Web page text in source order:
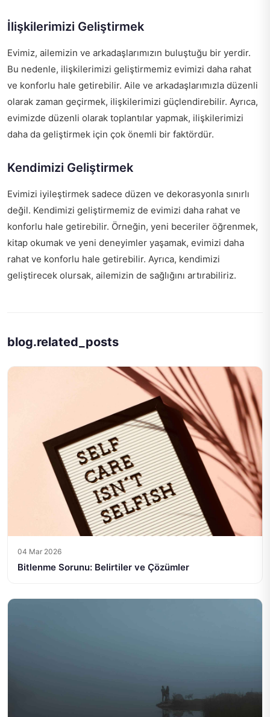
İlişkilerimizi Geliştirmek
Evimiz, ailemizin ve arkadaşlarımızın buluştuğu bir yerdir.
Bu nedenle, ilişkilerimizi geliştirmemiz evimizi daha rahat
ve konforlu hale getirebilir. Aile ve arkadaşlarımızla düzenli
olarak zaman geçirmek, ilişkilerimizi güçlendirebilir. Ayrıca,
evimizde düzenli olarak toplantılar yapmak, ilişkilerimizi
daha da geliştirmek için çok önemli bir faktördür.
Kendimizi Geliştirmek
Evimizi iyileştirmek sadece düzen ve dekorasyonla sınırlı
değil. Kendimizi geliştirmemiz de evimizi daha rahat ve
konforlu hale getirebilir. Örneğin, yeni beceriler öğrenmek,
kitap okumak ve yeni deneyimler yaşamak, evimizi daha
rahat ve konforlu hale getirebilir. Ayrıca, kendimizi
geliştirecek olursak, ailemizin de sağlığını artırabiliriz.
blog.related_posts
04 Mar 2026
Bitlenme Sorunu: Belirtiler ve Çözümler